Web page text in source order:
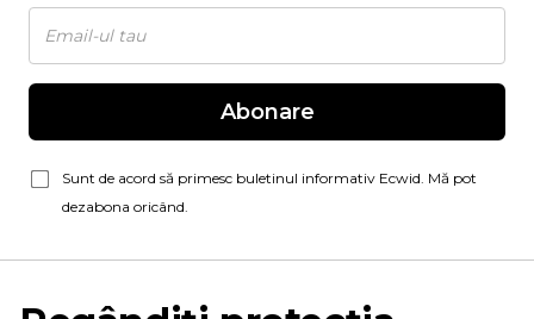
Abonare
Sunt de acord să primesc buletinul informativ Ecwid. Mă pot
dezabona oricând.